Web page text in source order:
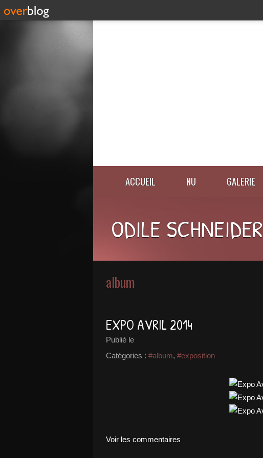
ACCUEIL NU GALERIE
ODILE SCHNEIDER
album
EXPO AVRIL 2014
Publié le
Catégories : #album, #exposition
Voir les commentaires